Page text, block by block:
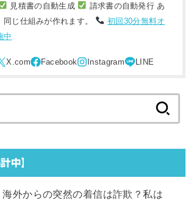
見積書の自動生成
請求書の自動発行 あ
同じ仕組みが作れます。
初回30分無料オ
中
索:
中】
海外からの突然の着信は詐欺？私は